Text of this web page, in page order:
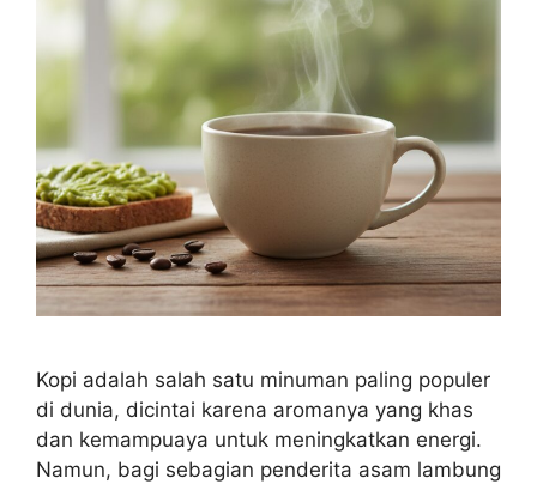
Kopi adalah salah satu minuman paling populer
di dunia, dicintai karena aromanya yang khas
dan kemampuaya untuk meningkatkan energi.
Namun, bagi sebagian penderita asam lambung